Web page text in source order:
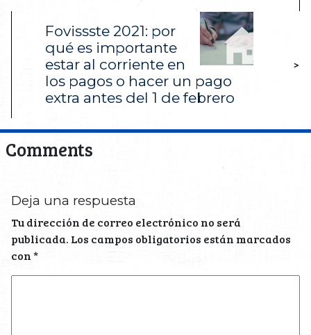
Fovissste 2021: por
qué es importante
estar al corriente en
los pagos o hacer un pago
extra antes del 1 de febrero
>
Comments
Deja una respuesta
Tu dirección de correo electrónico no será
publicada. Los campos obligatorios están marcados
con*